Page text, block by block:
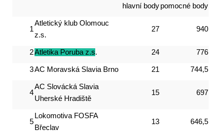
hlavní bodypomocné body
1
Atletický klub Olomouc
z.s.
27 940
2Atletika Poruba z.s. 24 776
3AC Moravská Slavia Brno 21 744,5
4
AC Slovácká Slavia
Uherské Hradiště
15 697
5
Lokomotiva FOSFA
Břeclav
13 646,5